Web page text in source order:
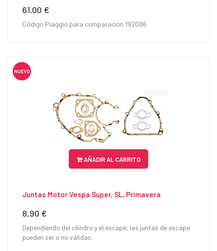
Precio
61,00 €
Código Piaggio para comparación 192086
NUEVO
AÑADIR AL CARRITO
Juntas Motor Vespa Super, SL, Primavera
Precio
8,90 €
Dependiendo del cilindro y el escape, las juntas de escape
pueden ser o no válidas.